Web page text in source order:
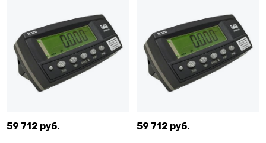
59 712 руб. 59 712 руб.